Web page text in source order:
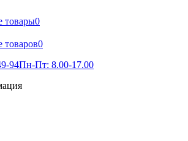
товары0
товаров0
94Пн-Пт: 8.00-17.00